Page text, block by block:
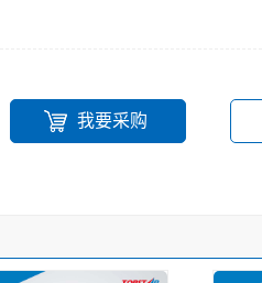
我要采购